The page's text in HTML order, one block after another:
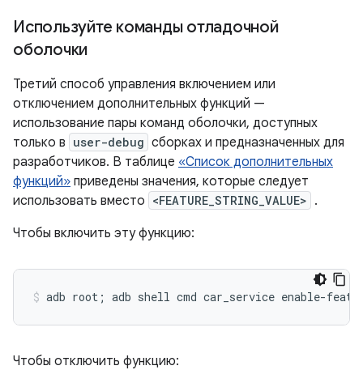
Используйте команды отладочной
оболочки
Третий способ управления включением или
отключением дополнительных функций —
использование пары команд оболочки, доступных
только в user-debug сборках и предназначенных для
разработчиков. В таблице «Список дополнительных
функций» приведены значения, которые следует
использовать вместо <FEATURE_STRING_VALUE> .
Чтобы включить эту функцию:
Чтобы отключить функцию: